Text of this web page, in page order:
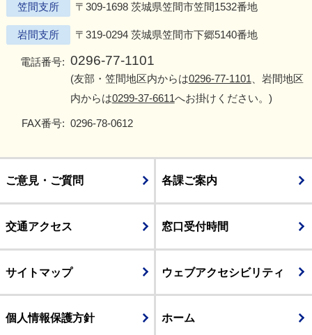
笠間支所 〒309-1698 茨城県笠間市笠間1532番地
岩間支所 〒319-0294 茨城県笠間市下郷5140番地
電話番号: 0296-77-1101
(友部・笠間地区内からは0296-77-1101 、岩間地区
内からは0299-37-6611へお掛けください。)
FAX番号: 0296-78-0612
ご意見・ご質問 各課ご案内
交通アクセス 窓口受付時間
サイトマップ ウェブアクセシビリティ
個人情報保護方針 ホーム